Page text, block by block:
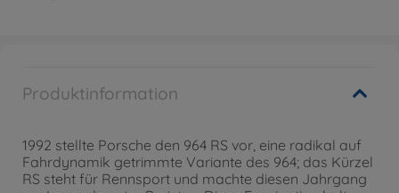
Produktinformation
1992 stellte Porsche den 964 RS vor, eine radikal auf
Fahrdynamik getrimmte Variante des 964; das Kürzel
RS steht für Rennsport und machte diesen Jahrgang